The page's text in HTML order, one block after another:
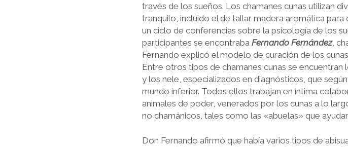
través de los sueños. Los chamanes cunas utilizan
tranquilo, in­cluido el de tallar madera aromática
un ciclo de conferencias sobre la psicología de los
participantes se encontraba Fernando Fernández,
Fernando explicó el modelo de curación de los
Entre otros tipos de chamanes cunas se encuentran
y los nele, especializados en diagnósticos, que
mundo inferior. Todos ellos trabajan en íntima
animales de poder, venerados por los cunas a lo
no chamánicos, tales como las «abuelas» que
Don Fernando afirmó que había varios tipos de